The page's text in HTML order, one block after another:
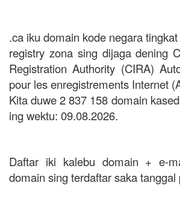
.ca iku domain kode negara
registry zona sing dijaga dening
Registration Authority (CIRA)
pour les enregistrements Internet
Kita duwe 2 837 158 domain
ing wektu: 09.08.2026.
Daftar iki kalebu domain + e-
domain sing terdaftar saka tanggal